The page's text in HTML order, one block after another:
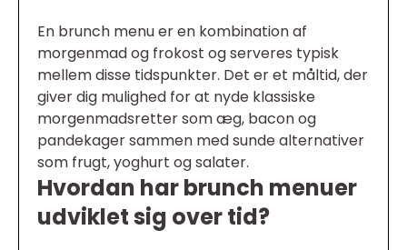
En brunch menu er en kombination af
morgenmad og frokost og serveres typisk
mellem disse tidspunkter. Det er et måltid, der
giver dig mulighed for at nyde klassiske
morgenmadsretter som æg, bacon og
pandekager sammen med sunde alternativer
som frugt, yoghurt og salater.
Hvordan har brunch menuer
udviklet sig over tid?